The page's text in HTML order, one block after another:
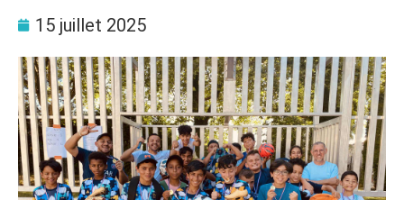
15 juillet 2025